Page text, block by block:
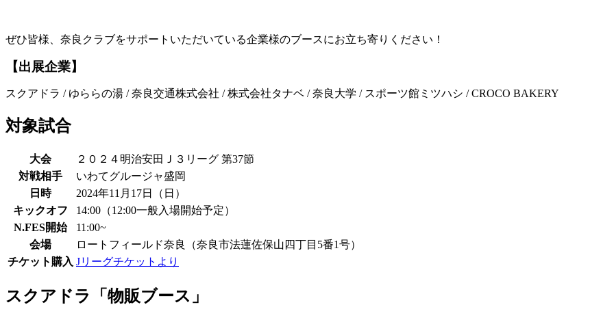
ぜひ皆様、奈良クラブをサポートいただいている企業様のブースにお立ち寄りください！
【出展企業】
スクアドラ / ゆららの湯 / 奈良交通株式会社 / 株式会社タナベ / 奈良大学 / スポーツ館ミツハシ / CROCO BAKERY
対象試合
大会
２０２４明治安田Ｊ３リーグ 第37節
対戦相手
いわてグルージャ盛岡
日時
2024年11月17日（日）
キックオフ
14:00（12:00一般入場開始予定）
N.FES開始
11:00~
会場
ロートフィールド奈良（奈良市法蓮佐保山四丁目5番1号）
チケット購入 Jリーグチケットより
スクアドラ「物販ブース」